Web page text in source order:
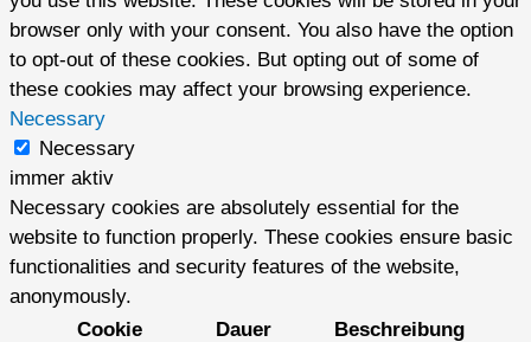
browser only with your consent. You also have the option
to opt-out of these cookies. But opting out of some of
these cookies may affect your browsing experience.
Necessary
Necessary
immer aktiv
Necessary cookies are absolutely essential for the
website to function properly. These cookies ensure basic
functionalities and security features of the website,
anonymously.
Cookie
Dauer Beschreibung